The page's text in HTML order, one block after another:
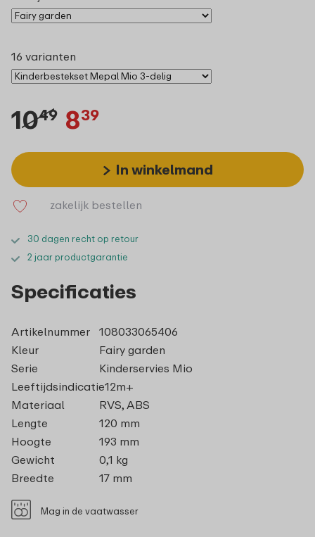
16 varianten
1049 839
In winkelmand
zakelijk bestellen
30 dagen recht op retour
2 jaar productgarantie
Specificaties
Artikelnummer
108033065406
Kleur
Fairy garden
Serie
Kinderservies Mio
Leeftijdsindicatie12m+
Materiaal
RVS, ABS
Lengte
120 mm
Hoogte
193 mm
Gewicht
0,1 kg
Breedte
17 mm
Mag in de vaatwasser